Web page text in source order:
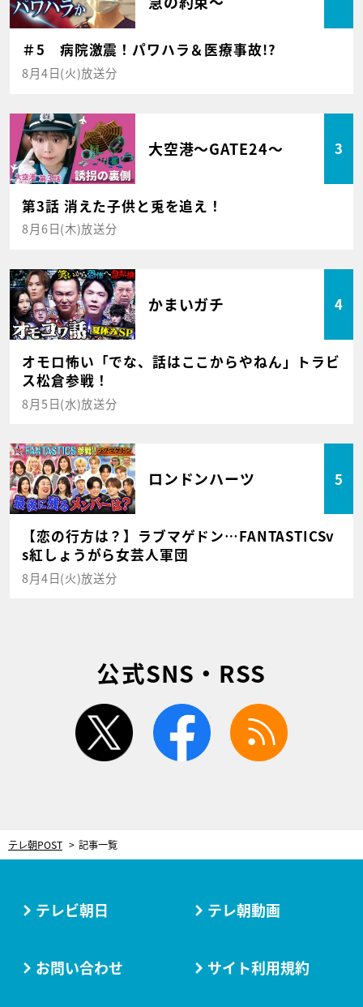
＃5 病院激震！パワハラ＆医療事故!?
8月4日(火)放送分
大空港～GATE24～ 3
第3話 消えた子供と兎を追え！
8月6日(木)放送分
かまいガチ 4
オモロ怖い「でな、話はここからやねん」トラビ
ス松倉参戦！
8月5日(水)放送分
ロンドンハーツ 5
【恋の行方は？】ラブマゲドン…FANTASTICSv
s紅しょうがら女芸人軍団
8月4日(火)放送分
公式SNS・RSS
twitter facebook
テレ朝POST 記事一覧
テレビ朝日 テレ朝動画
お問い合わせ サイト利用規約